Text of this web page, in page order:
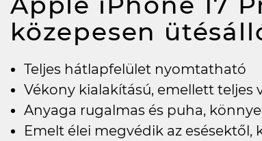
közepesen
Teljes hátlapfelület nyomtatható
Vékony kialakítású, emellett
Anyaga rugalmas és puha,
Emelt élei megvédik az esésektől,